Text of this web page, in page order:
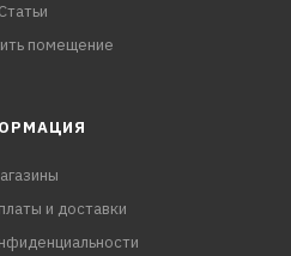
Статьи
помещение
и доставки